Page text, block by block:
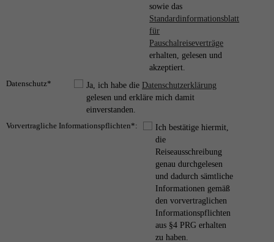
sowie das
Standardinformationsblatt
für
Pauschalreiseverträge
erhalten, gelesen und
akzeptiert.
Datenschutz*
Ja, ich habe die Datenschutzerklärung
gelesen und erkläre mich damit
einverstanden.
Vorvertragliche Informationspflichten*:
Ich bestätige hiermit,
die
Reiseausschreibung
genau durchgelesen
und dadurch sämtliche
Informationen gemäß
den vorvertraglichen
Informationspflichten
aus §4 PRG erhalten
zu haben.